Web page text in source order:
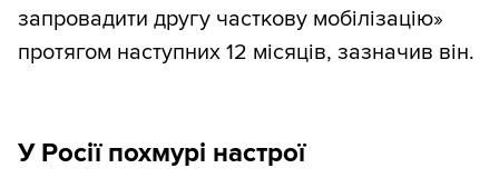
запровадити другу часткову мобілізацію»
протягом наступних 12 місяців, зазначив він.
У Росії похмурі настрої